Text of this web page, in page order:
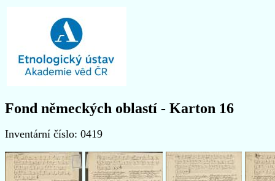
Fond německých oblastí - Karton 16
Inventární číslo: 0419